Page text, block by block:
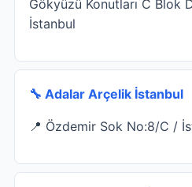
Gökyüzü Konutları C Blok
İstanbul
🔧 Adalar Arçelik İstanbul
📍 Özdemir Sok No:8/C /